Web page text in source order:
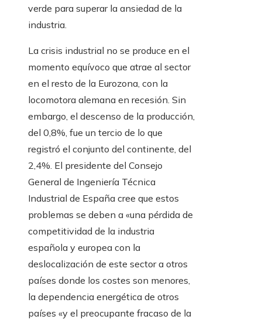
verde para superar la ansiedad de la
industria.
La crisis industrial no se produce en el
momento equívoco que atrae al sector
en el resto de la Eurozona, con la
locomotora alemana en recesión. Sin
embargo, el descenso de la producción,
del 0,8%, fue un tercio de lo que
registró el conjunto del continente, del
2,4%. El presidente del Consejo
General de Ingeniería Técnica
Industrial de España cree que estos
problemas se deben a «una pérdida de
competitividad de la industria
española y europea con la
deslocalización de este sector a otros
países donde los costes son menores,
la dependencia energética de otros
países «y el preocupante fracaso de la